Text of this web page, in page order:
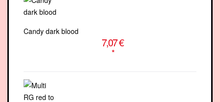
Candy dark blood
7,07 €
*